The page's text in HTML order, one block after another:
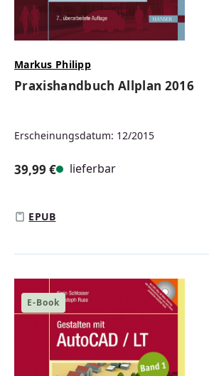
Markus Philipp
Praxishandbuch Allplan 2016
Erscheinungsdatum: 12/2015
39,99 € lieferbar
EPUB
E-Book